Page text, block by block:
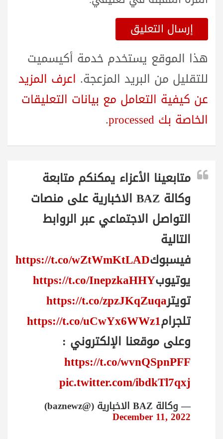
هذا الموقع يستخدم خدمة أكيسميت
للتقليل من البريد المزعجة. اعرف المزيد
عن كيفية التعامل مع بيانات التعليقات
الخاصة بك processed
.
متابعينا الأعزاء يمكنكم متابعة
وكالة BAZ الاخبارية على منصات
التواصل الاجتماعي عبر الروابط
التالية
فيسبوكhttps://t.co/wZtWmKtLAD
يوتيوبhttps://t.co/InepzkaHHY
تويترhttps://t.co/zpzJKqZuqa
تلجرامhttps://t.co/uCwYx6WWz1
وعلى موقعنا الإلكتروني :
https://t.co/wvnQSpnPFF
pic.twitter.com/ibdkTl7qxj
— وكالة BAZ الاخبارية (@baznewz)
December 11, 2022